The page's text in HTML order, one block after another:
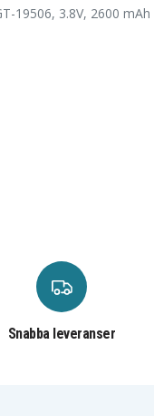
19506, 3.8V, 2600 mAh
Snabba leveranser